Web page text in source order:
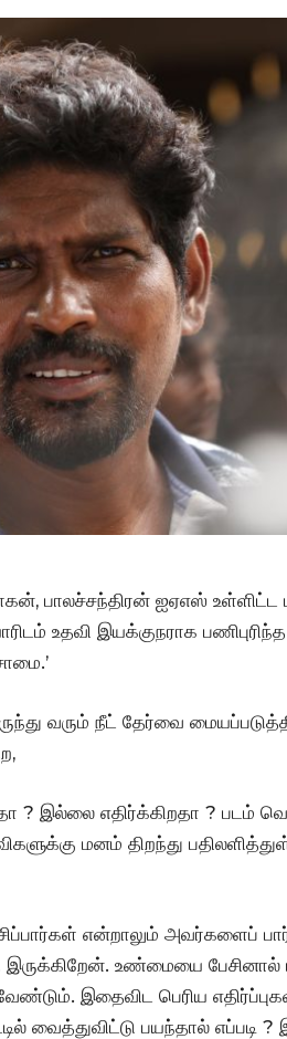
பாலச்சந்திரன் ஐஏஎஸ் உள்ளிட்ட
உதவி இயக்குநராக பணிபுரிந்த
வரும் நீட் தேர்வை
? இல்லை எதிர்க்கிறதா ? படம்
மனம் திறந்து
என்றாலும் அவர்களைப்
உண்மையை பேசினால்
இதைவிட பெரிய
பயந்தால் எப்படி ?